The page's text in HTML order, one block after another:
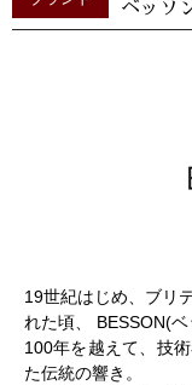
ベッソ
19世紀はじめ、ブリ
れた頃、 BESSON(ベ
100年を越えて、技
た伝統の響き。